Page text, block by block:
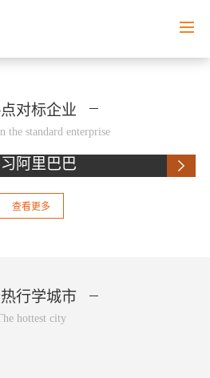
对标企业
the standard enterprise
阿里巴巴
查看更多
行学城市
hottest city